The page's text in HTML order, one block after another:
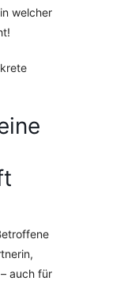
welcher
auch für